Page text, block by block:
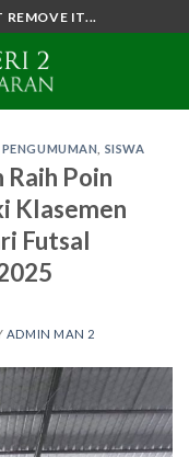
REMOVE IT...
PENGUMUMAN SISWA
Raih Poin
Klasemen
Futsal
ADMIN MAN 2